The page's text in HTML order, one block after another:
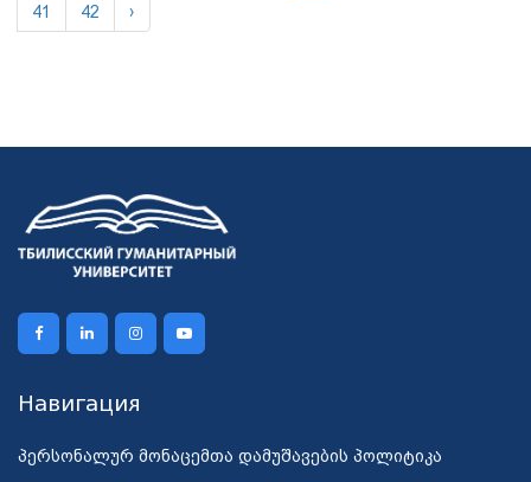
41 42 ›
Навигация
პერსონალურ მონაცემთა დამუშავების პოლიტიკა